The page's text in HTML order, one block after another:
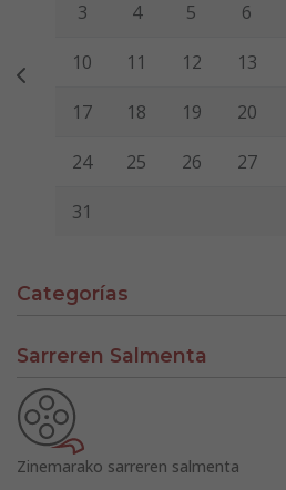
3 4 5 6
10 11 12 13
17 18 19 20
24 25 26 27
31
Categorías
Sarreren Salmenta
Zinemarako sarreren salmenta